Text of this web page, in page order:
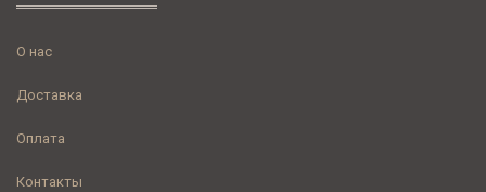
О нас
Доставка
Оплата
Контакты